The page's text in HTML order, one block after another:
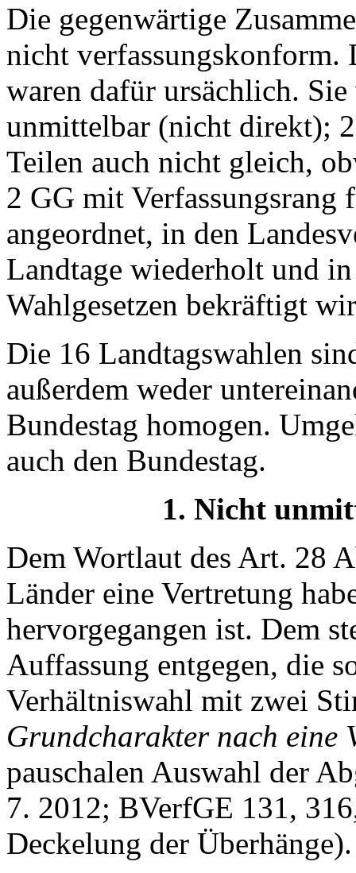
Die gegenwärtige
nicht verfassungskonform.
waren dafür ursächlich.
unmittelbar (nicht direkt);
Teilen auch nicht gleich,
2 GG mit
angeordnet, in den
Landtage wiederholt und
Wahlgesetzen bekräftigt
Die 16 Landtagswahlen
außerdem weder
Bundestag homogen.
auch den Bundestag.
1. Nicht
Dem Wortlaut des Art. 28
Länder eine Vertretung
hervorgegangen ist. Dem
Auffassung entgegen, die
Verhältniswahl mit zwei
Grundcharakter nach
pauschalen Auswahl der
7. 2012; BVerfGE 131,
Deckelung der Überhänge).